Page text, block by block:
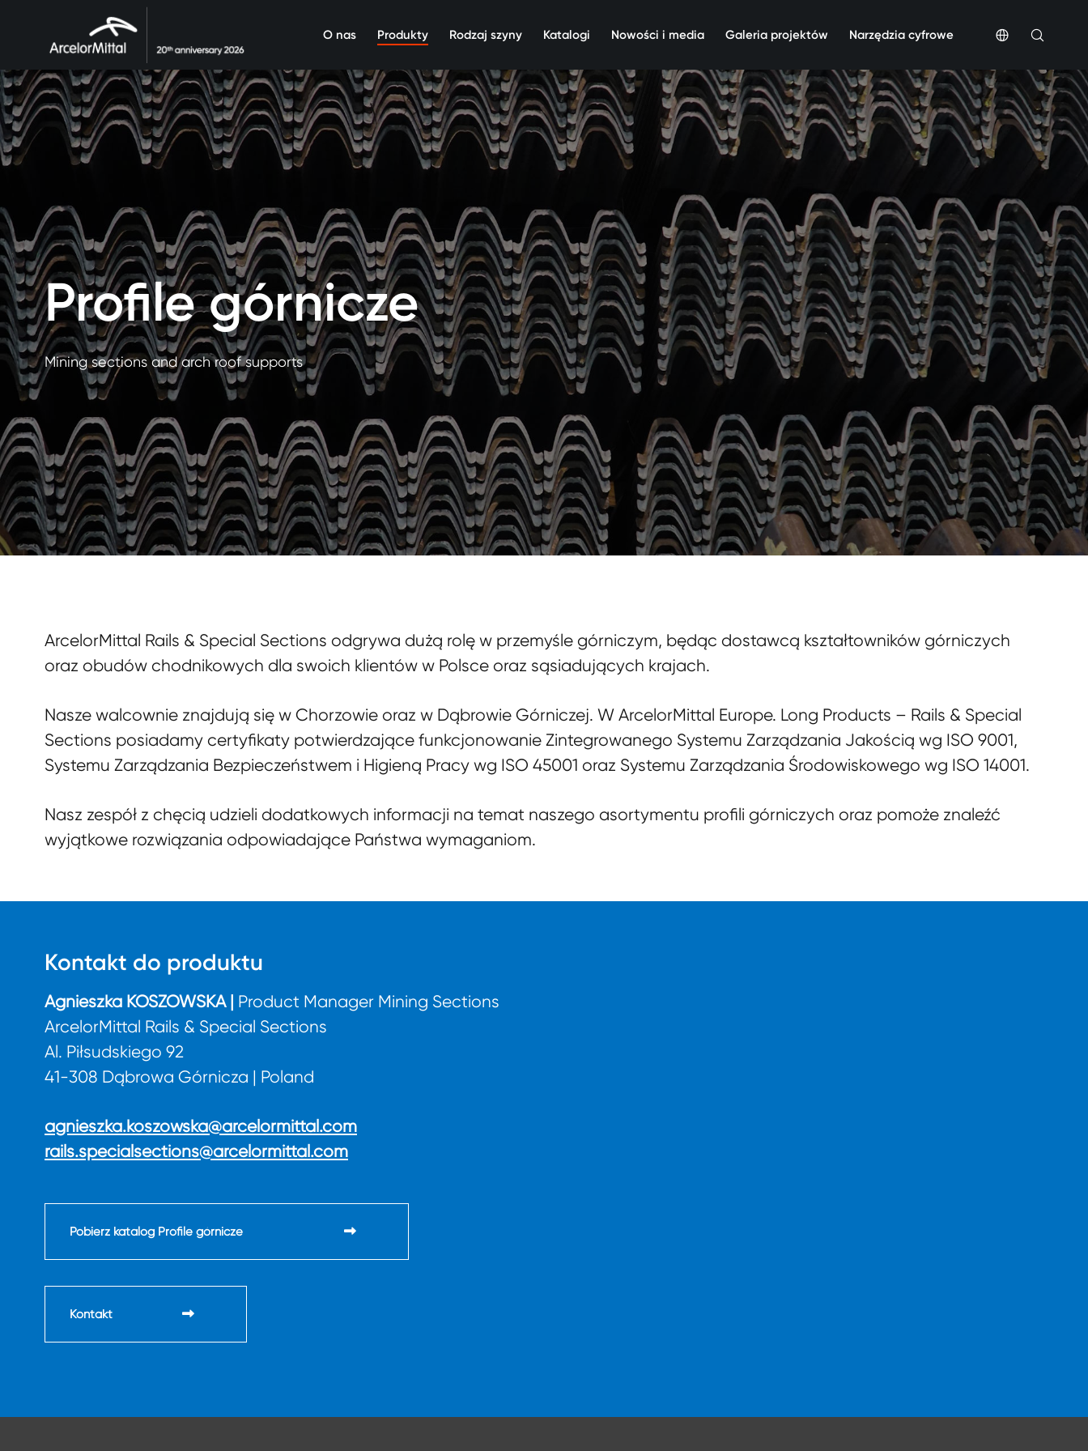
O nas Produkty Rodzaj szyny Katalogi Nowości i media Galeria projektów Narzędzia cyfrowe
Profile górnicze
Mining sections and arch roof supports
ArcelorMittal Rails & Special Sections odgrywa dużą rolę w przemyśle górniczym, będąc dostawcą kształtowników górniczych
oraz obudów chodnikowych dla swoich klientów w Polsce oraz sąsiadujących krajach.
Nasze walcownie znajdują się w Chorzowie oraz w Dąbrowie Górniczej. W ArcelorMittal Europe. Long Products – Rails & Special
Sections posiadamy certyfikaty potwierdzające funkcjonowanie Zintegrowanego Systemu Zarządzania Jakością wg ISO 9001,
Systemu Zarządzania Bezpieczeństwem i Higieną Pracy wg ISO 45001 oraz Systemu Zarządzania Środowiskowego wg ISO 14001.
Nasz zespół z chęcią udzieli dodatkowych informacji na temat naszego asortymentu profili górniczych oraz pomoże znaleźć
wyjątkowe rozwiązania odpowiadające Państwa wymaganiom.
Kontakt do produktu
Agnieszka KOSZOWSKA | Product Manager Mining Sections
ArcelorMittal Rails & Special Sections
Al. Piłsudskiego 92
41-308 Dąbrowa Górnicza | Poland
agnieszka.koszowska@arcelormittal.com
rails.specialsections@arcelormittal.com
Pobierz katalog Profile górnicze
Kontakt